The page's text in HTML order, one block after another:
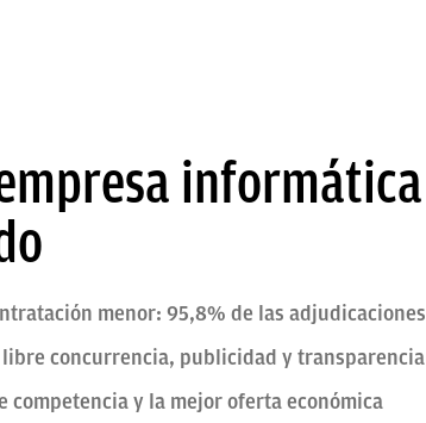
informática
menor: 95,8% de las adjudicaciones
concurrencia, publicidad y transparencia
y la mejor oferta económica